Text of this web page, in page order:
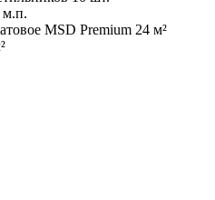
м.п.
MSD Premium 24 м²